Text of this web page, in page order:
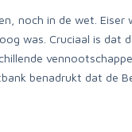
noch in de wet. Eiser
was. Cruciaal is dat
benadrukt dat de